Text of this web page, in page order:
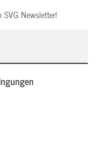
Newsletter!